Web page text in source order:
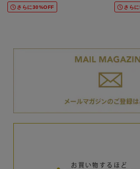
さらに30%OFF さら
お買い物するほど